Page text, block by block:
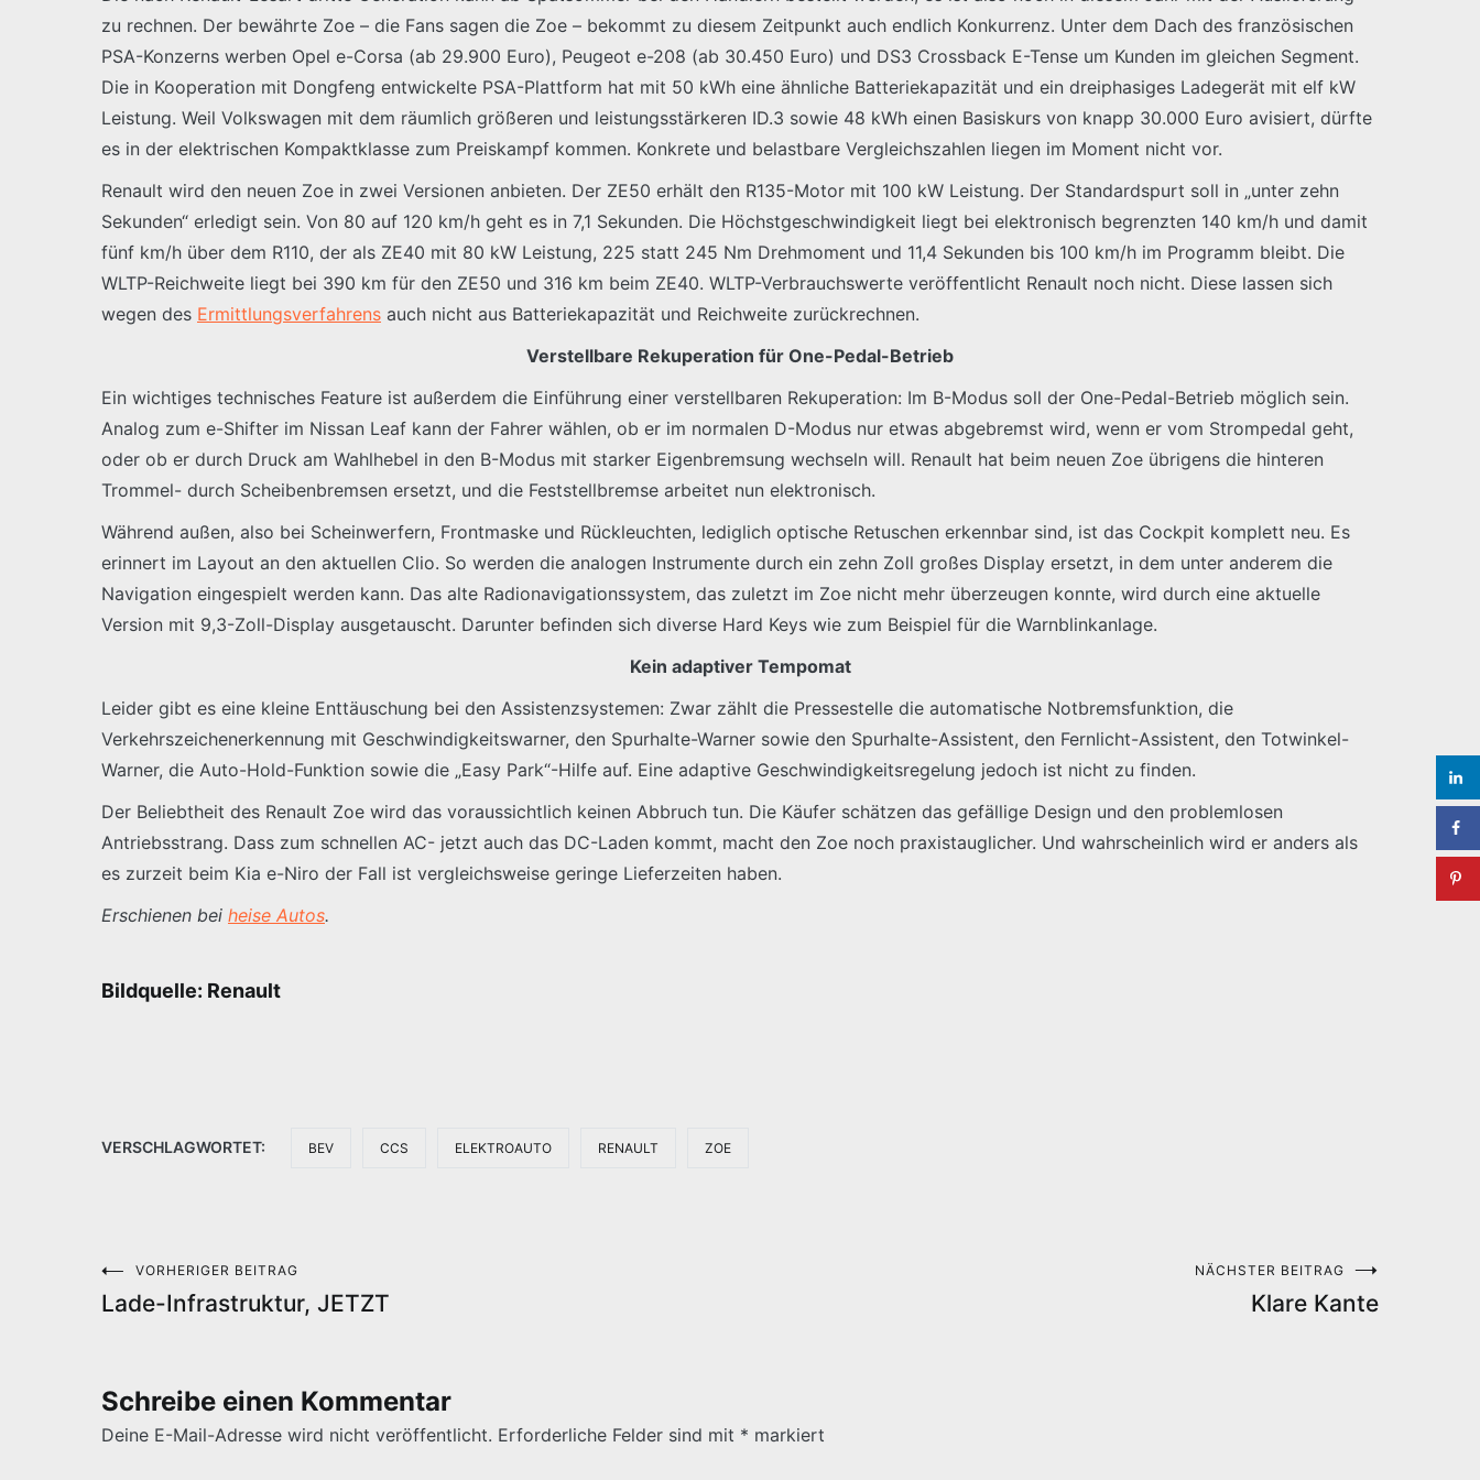
zu rechnen. Der bewährte Zoe – die Fans sagen die Zoe – bekommt zu diesem Zeitpunkt auch endlich Konkurrenz. Unter dem Dach des französischen
PSA-Konzerns werben Opel e-Corsa (ab 29.900 Euro), Peugeot e-208 (ab 30.450 Euro) und DS3 Crossback E-Tense um Kunden im gleichen Segment.
Die in Kooperation mit Dongfeng entwickelte PSA-Plattform hat mit 50 kWh eine ähnliche Batteriekapazität und ein dreiphasiges Ladegerät mit elf kW
Leistung. Weil Volkswagen mit dem räumlich größeren und leistungsstärkeren ID.3 sowie 48 kWh einen Basiskurs von knapp 30.000 Euro avisiert, dürfte
es in der elektrischen Kompaktklasse zum Preiskampf kommen. Konkrete und belastbare Vergleichszahlen liegen im Moment nicht vor.
Renault wird den neuen Zoe in zwei Versionen anbieten. Der ZE50 erhält den R135-Motor mit 100 kW Leistung. Der Standardspurt soll in „unter zehn
Sekunden“ erledigt sein. Von 80 auf 120 km/h geht es in 7,1 Sekunden. Die Höchstgeschwindigkeit liegt bei elektronisch begrenzten 140 km/h und damit
fünf km/h über dem R110, der als ZE40 mit 80 kW Leistung, 225 statt 245 Nm Drehmoment und 11,4 Sekunden bis 100 km/h im Programm bleibt. Die
WLTP-Reichweite liegt bei 390 km für den ZE50 und 316 km beim ZE40. WLTP-Verbrauchswerte veröffentlicht Renault noch nicht. Diese lassen sich
wegen des Ermittlungsverfahrens auch nicht aus Batteriekapazität und Reichweite zurückrechnen.
Verstellbare Rekuperation für One-Pedal-Betrieb
Ein wichtiges technisches Feature ist außerdem die Einführung einer verstellbaren Rekuperation: Im B-Modus soll der One-Pedal-Betrieb möglich sein.
Analog zum e-Shifter im Nissan Leaf kann der Fahrer wählen, ob er im normalen D-Modus nur etwas abgebremst wird, wenn er vom Strompedal geht,
oder ob er durch Druck am Wahlhebel in den B-Modus mit starker Eigenbremsung wechseln will. Renault hat beim neuen Zoe übrigens die hinteren
Trommel- durch Scheibenbremsen ersetzt, und die Feststellbremse arbeitet nun elektronisch.
Während außen, also bei Scheinwerfern, Frontmaske und Rückleuchten, lediglich optische Retuschen erkennbar sind, ist das Cockpit komplett neu. Es
erinnert im Layout an den aktuellen Clio. So werden die analogen Instrumente durch ein zehn Zoll großes Display ersetzt, in dem unter anderem die
Navigation eingespielt werden kann. Das alte Radionavigationssystem, das zuletzt im Zoe nicht mehr überzeugen konnte, wird durch eine aktuelle
Version mit 9,3-Zoll-Display ausgetauscht. Darunter befinden sich diverse Hard Keys wie zum Beispiel für die Warnblinkanlage.
Kein adaptiver Tempomat
Leider gibt es eine kleine Enttäuschung bei den Assistenzsystemen: Zwar zählt die Pressestelle die automatische Notbremsfunktion, die
Verkehrszeichenerkennung mit Geschwindigkeitswarner, den Spurhalte-Warner sowie den Spurhalte-Assistent, den Fernlicht-Assistent, den Totwinkel-
Warner, die Auto-Hold-Funktion sowie die „Easy Park“-Hilfe auf. Eine adaptive Geschwindigkeitsregelung jedoch ist nicht zu finden.
Der Beliebtheit des Renault Zoe wird das voraussichtlich keinen Abbruch tun. Die Käufer schätzen das gefällige Design und den problemlosen
Antriebsstrang. Dass zum schnellen AC- jetzt auch das DC-Laden kommt, macht den Zoe noch praxistauglicher. Und wahrscheinlich wird er anders als
es zurzeit beim Kia e-Niro der Fall ist vergleichsweise geringe Lieferzeiten haben.
Erschienen bei heise Autos.
Bildquelle: Renault
VERSCHLAGWORTET: BEV CCS ELEKTROAUTO RENAULT ZOE
Beitragsnavigation
VORHERIGER BEITRAG
Lade-Infrastruktur, JETZT
NÄCHSTER BEITRAG
Klare Kante
Schreibe einen Kommentar
Deine E-Mail-Adresse wird nicht veröffentlicht. Erforderliche Felder sind mit * markiert